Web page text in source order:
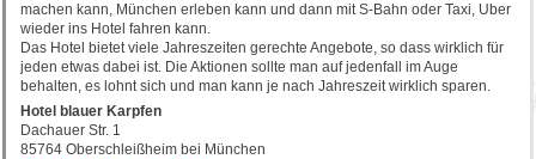
machen kann, München erleben kann und dann mit S-Bahn oder Taxi, Uber
wieder ins Hotel fahren kann.
Das Hotel bietet viele Jahreszeiten gerechte Angebote, so dass wirklich für
jeden etwas dabei ist. Die Aktionen sollte man auf jedenfall im Auge
behalten, es lohnt sich und man kann je nach Jahreszeit wirklich sparen.
Hotel blauer Karpfen
Dachauer Str. 1
85764 Oberschleißheim bei München